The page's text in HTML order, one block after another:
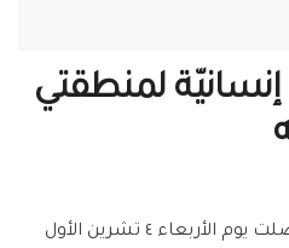
لمنطقتي
٦١ شاحنة من المواد الإغاثية وصلت يوم الأربعاء ٤ تشرين الأول